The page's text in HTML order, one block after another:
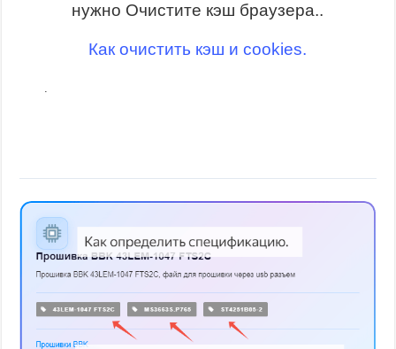
нужно Очистите кэш браузера..
Как очистить кэш и cookies.
.